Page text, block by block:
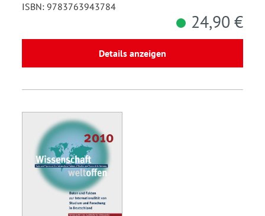
ISBN: 9783763943784
24,90 €
Details anzeigen